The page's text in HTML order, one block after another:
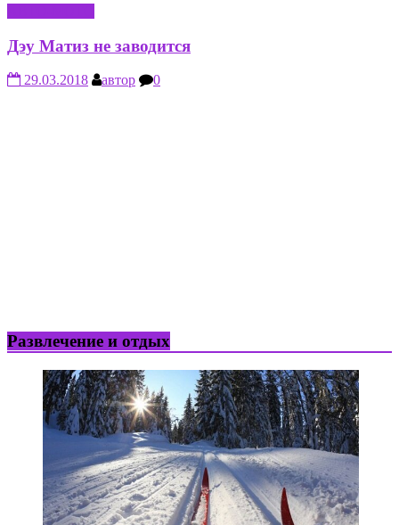
Дэу Матиз не заводится
29.03.2018 автор 0
Развлечение и отдых